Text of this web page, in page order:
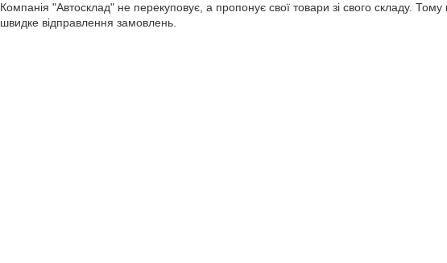
Компанія "Автосклад" не перекуповує, а пропонує свої товари зі свого складу.
швидке відправлення замовлень.